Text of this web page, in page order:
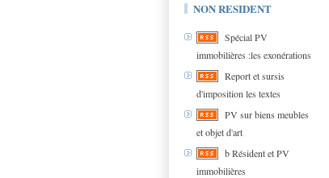
NON RESIDENT
Spécial PV
immobilières :les exonérations
Report et sursis
d'imposition les textes
PV sur biens meubles
et objet d'art
b Résident et PV
immobilières